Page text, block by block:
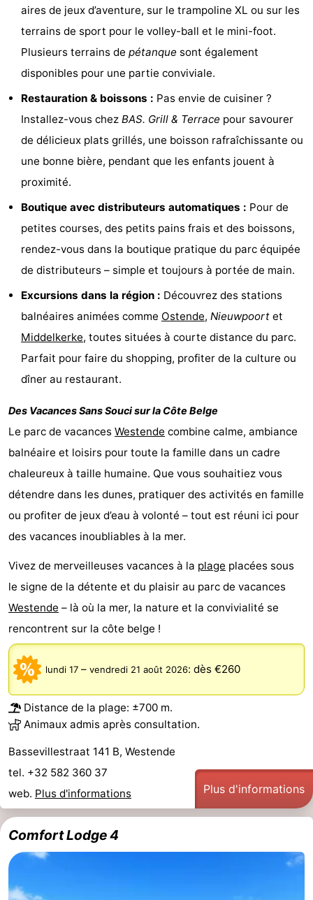
Ostende
Middelkerke
Oostduinkerke
Panne
Nature
Westhoek
Météo
Contact
aires de jeux d’aventure, sur le trampoline XL ou sur les
terrains de sport pour le volley-ball et le mini-foot.
Plusieurs terrains de pétanque sont également
disponibles pour une partie conviviale.
Restauration & boissons : Pas envie de cuisiner ?
Installez-vous chez BAS. Grill & Terrace pour savourer
de délicieux plats grillés, une boisson rafraîchissante ou
une bonne bière, pendant que les enfants jouent à
proximité.
Boutique avec distributeurs automatiques : Pour de
petites courses, des petits pains frais et des boissons,
rendez-vous dans la boutique pratique du parc équipée
de distributeurs – simple et toujours à portée de main.
Excursions dans la région : Découvrez des stations
balnéaires animées comme Ostende, Nieuwpoort et
Middelkerke, toutes situées à courte distance du parc.
Parfait pour faire du shopping, profiter de la culture ou
dîner au restaurant.
Des Vacances Sans Souci sur la Côte Belge
Le parc de vacances Westende combine calme, ambiance
balnéaire et loisirs pour toute la famille dans un cadre
chaleureux à taille humaine. Que vous souhaitiez vous
détendre dans les dunes, pratiquer des activités en famille
ou profiter de jeux d’eau à volonté – tout est réuni ici pour
des vacances inoubliables à la mer.
Vivez de merveilleuses vacances à la plage placées sous
le signe de la détente et du plaisir au parc de vacances
Westende – là où la mer, la nature et la convivialité se
rencontrent sur la côte belge !
lundi 17 – vendredi 21 août 2026: dès €260
Distance de la plage: ±700 m.
Animaux admis après consultation.
Bassevillestraat 141 B, Westende
tel. +32 582 360 37
web. Plus d'informations Plus d'informations
Comfort Lodge 4